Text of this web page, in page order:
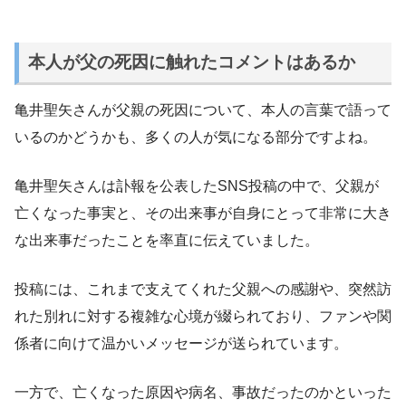
本人が父の死因に触れたコメントはあるか
亀井聖矢さんが父親の死因について、本人の言葉で語って
いるのかどうかも、多くの人が気になる部分ですよね。
亀井聖矢さんは訃報を公表したSNS投稿の中で、父親が
亡くなった事実と、その出来事が自身にとって非常に大き
な出来事だったことを率直に伝えていました。
投稿には、これまで支えてくれた父親への感謝や、突然訪
れた別れに対する複雑な心境が綴られており、ファンや関
係者に向けて温かいメッセージが送られています。
一方で、亡くなった原因や病名、事故だったのかといった